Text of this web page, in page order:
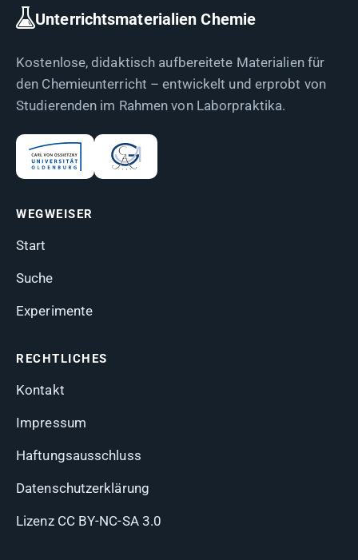
Unterrichtsmaterialien Chemie
Kostenlose, didaktisch aufbereitete Materialien für
den Chemieunterricht – entwickelt und erprobt von
Studierenden im Rahmen von Laborpraktika.
WEGWEISER
Start
Suche
Experimente
RECHTLICHES
Kontakt
Impressum
Haftungsausschluss
Datenschutzerklärung
Lizenz CC BY-NC-SA 3.0